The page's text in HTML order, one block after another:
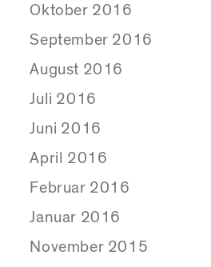
Oktober 2016
September 2016
August 2016
Juli 2016
Juni 2016
April 2016
Februar 2016
Januar 2016
November 2015